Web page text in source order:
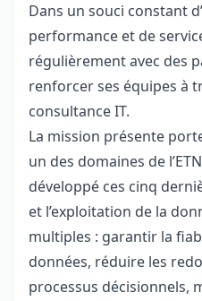
Dans un souci constant
performance et de
régulièrement avec des
renforcer ses équipes à
consultance IT.
La mission présente
un des domaines de
développé ces cinq
et l’exploitation de la
multiples : garantir la
données, réduire les
processus décisionnels,